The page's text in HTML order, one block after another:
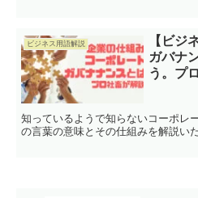
ビジネス用語解説
【ビジ
ガバナ
う。プ
知っているようで知らないコーポレ
の言葉の意味とその仕組みを解説い